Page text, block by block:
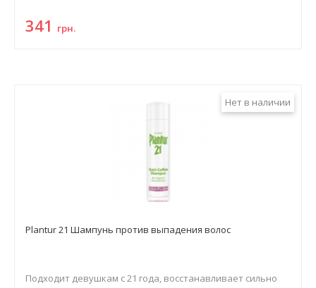
341 грн.
Нет в наличии
Plantur 21 Шампунь против выпадения волос
Подходит девушкам с 21 года, восстанавливает сильно